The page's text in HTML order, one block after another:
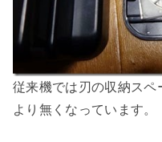
従来機では刃の収納スペ
より無くなっています。